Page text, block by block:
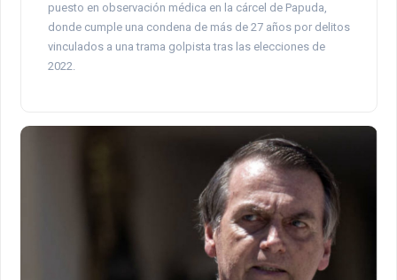
puesto en observación médica en la cárcel de Papuda,
donde cumple una condena de más de 27 años por delitos
vinculados a una trama golpista tras las elecciones de
2022.